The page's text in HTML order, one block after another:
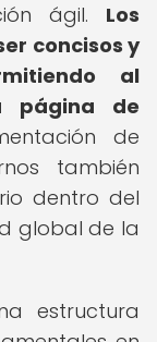
ágil. Los
concisos y
al
página de
de
también
dentro del
global de la
estructura